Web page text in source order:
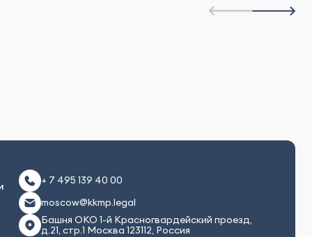
+ 7 495 139 40 00
moscow@kkmp.legal
Башня ОКО 1-й Красногвардейский проезд,
д.21, стр.1 Москва 123112, Россия